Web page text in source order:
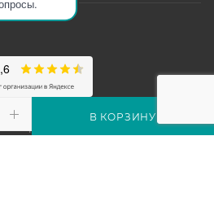
В КОРЗИНУ
в Санкт-Петербурге © 2000-2026
г.